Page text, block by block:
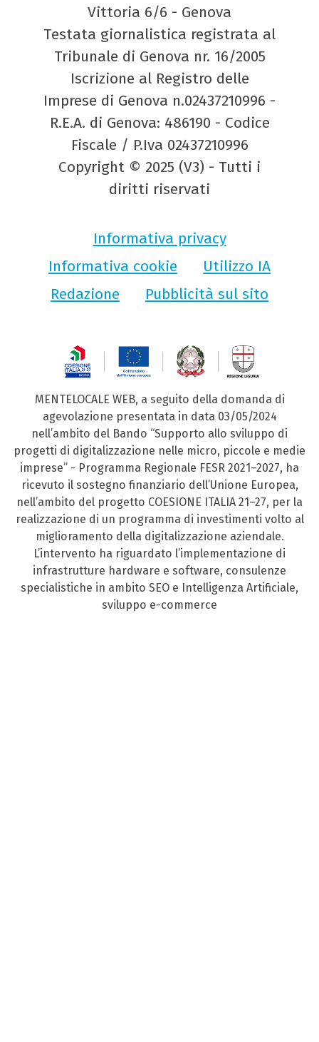
Vittoria 6/6 - Genova
Testata giornalistica registrata al
Tribunale di Genova nr. 16/2005
Iscrizione al Registro delle
Imprese di Genova n.02437210996 -
R.E.A. di Genova: 486190 - Codice
Fiscale / P.Iva 02437210996
Copyright © 2025 (V3) - Tutti i
diritti riservati
Informativa privacy
Informativa cookie
Utilizzo IA
Redazione
Pubblicità sul sito
MENTELOCALE WEB, a seguito della domanda di
agevolazione presentata in data 03/05/2024
nell’ambito del Bando “Supporto allo sviluppo di
progetti di digitalizzazione nelle micro, piccole e medie
imprese” - Programma Regionale FESR 2021–2027, ha
ricevuto il sostegno finanziario dell’Unione Europea,
nell’ambito del progetto COESIONE ITALIA 21–27, per la
realizzazione di un programma di investimenti volto al
miglioramento della digitalizzazione aziendale.
L’intervento ha riguardato l’implementazione di
infrastrutture hardware e software, consulenze
specialistiche in ambito SEO e Intelligenza Artificiale,
sviluppo e-commerce